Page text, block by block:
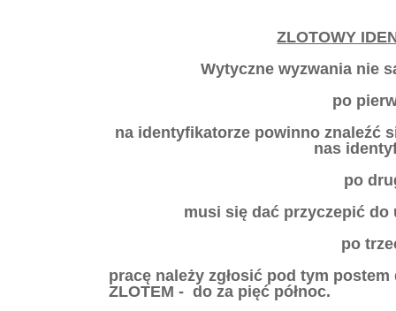
ZLOTOWY
Wytyczne wyzwania nie
po
na identyfikatorze powinno znaleźć
nas
po
musi się dać przyczepić
po
pracę należy zgłosić pod tym postem
ZLOTEM - do za pięć północ.